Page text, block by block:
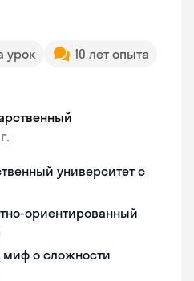
урок
10 лет опыта
университет с
ориентированный
миф о сложности